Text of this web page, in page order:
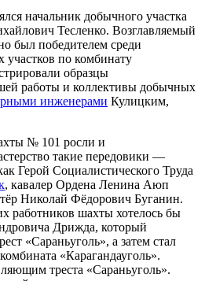
начальник добычного участка
Тесленко. Возглавляемый
был победителем среди
по комбинату
образцы
работы и коллективы до­бычных
инженерами Кулицким,
№ 101 росли и
такие передови­ки —
Герой Социалистического Труда
, кавалер Ордена Ленина Аюп
Николай Фё­дорович Буганин.
работников шахты хотелось бы
Дрижда, который
«Сараньуголь», а затем стал
«Карагандауголь».
треста «Сара­ньуголь».